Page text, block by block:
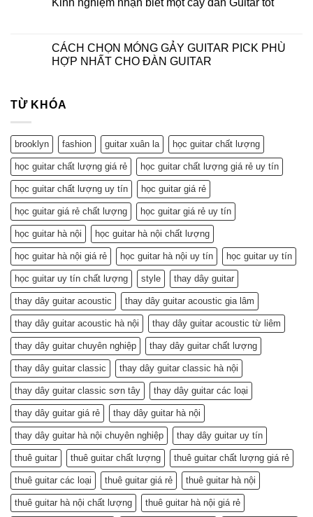
Kinh nghiệm nhận biết một cây đàn Guitar tốt
CÁCH CHỌN MÓNG GẢY GUITAR PICK PHÙ
HỢP NHẤT CHO ĐÀN GUITAR
TỪ KHÓA
brooklyn fashion guitar xuân la học guitar chất lượng
học guitar chất lượng giá rẻ học guitar chất lượng giá rẻ uy tín
học guitar chất lượng uy tín học guitar giá rẻ
học guitar giá rẻ chất lượng học guitar giá rẻ uy tín
học guitar hà nội học guitar hà nội chất lượng
học guitar hà nội giá rẻ học guitar hà nội uy tín học guitar uy tín
học guitar uy tín chất lượng style thay dây guitar
thay dây guitar acoustic thay dây guitar acoustic gia lâm
thay dây guitar acoustic hà nội thay dây guitar acoustic từ liêm
thay dây guitar chuyên nghiệp thay dây guitar chất lượng
thay dây guitar classic thay dây guitar classic hà nội
thay dây guitar classic sơn tây thay dây guitar các loại
thay dây guitar giá rẻ thay dây guitar hà nội
thay dây guitar hà nội chuyên nghiệp thay dây guitar uy tín
thuê guitar thuê guitar chất lượng thuê guitar chất lượng giá rẻ
thuê guitar các loại thuê guitar giá rẻ thuê guitar hà nội
thuê guitar hà nội chất lượng thuê guitar hà nội giá rẻ